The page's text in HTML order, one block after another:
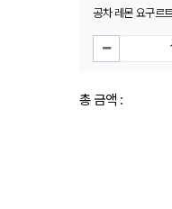
공차 레몬 요구르
총 금액 :